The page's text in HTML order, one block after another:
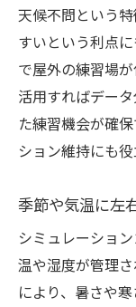
天候不問という
すいという利点
で屋外の練習場
活用すればデー
た練習機会が確
ション維持にも役
季節や気温に左
シミュレーショ
温や湿度が管理
により、暑さや